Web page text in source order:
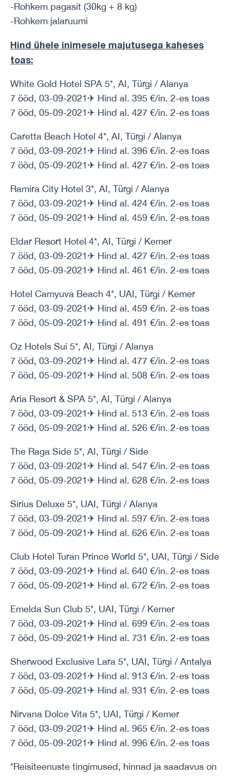
-Rohkem pagasit (30kg + 8 kg)
-Rohkem jalaruumi
Hind ühele inimesele majutusega kaheses
toas:
White Gold Hotel SPA 5*, AI, Türgi / Alanya
7 ööd, 03-09-2021✈ Hind al. 395 €/in. 2-es toas
7 ööd, 05-09-2021✈ Hind al. 427 €/in. 2-es toas
Caretta Beach Hotel 4*, AI, Türgi / Alanya
7 ööd, 03-09-2021✈ Hind al. 396 €/in. 2-es toas
7 ööd, 05-09-2021✈ Hind al. 427 €/in. 2-es toas
Ramira City Hotel 3*, AI, Türgi / Alanya
7 ööd, 03-09-2021✈ Hind al. 424 €/in. 2-es toas
7 ööd, 05-09-2021✈ Hind al. 459 €/in. 2-es toas
Eldar Resort Hotel 4*, AI, Türgi / Kemer
7 ööd, 03-09-2021✈ Hind al. 427 €/in. 2-es toas
7 ööd, 05-09-2021✈ Hind al. 461 €/in. 2-es toas
Hotel Camyuva Beach 4*, UAI, Türgi / Kemer
7 ööd, 03-09-2021✈ Hind al. 459 €/in. 2-es toas
7 ööd, 05-09-2021✈ Hind al. 491 €/in. 2-es toas
Oz Hotels Sui 5*, AI, Türgi / Alanya
7 ööd, 03-09-2021✈ Hind al. 477 €/in. 2-es toas
7 ööd, 05-09-2021✈ Hind al. 508 €/in. 2-es toas
Aria Resort & SPA 5*, AI, Türgi / Alanya
7 ööd, 03-09-2021✈ Hind al. 513 €/in. 2-es toas
7 ööd, 05-09-2021✈ Hind al. 526 €/in. 2-es toas
The Raga Side 5*, AI, Türgi / Side
7 ööd, 03-09-2021✈ Hind al. 547 €/in. 2-es toas
7 ööd, 05-09-2021✈ Hind al. 628 €/in. 2-es toas
Sirius Deluxe 5*, UAI, Türgi / Alanya
7 ööd, 03-09-2021✈ Hind al. 597 €/in. 2-es toas
7 ööd, 05-09-2021✈ Hind al. 626 €/in. 2-es toas
Club Hotel Turan Prince World 5*, UAI, Türgi / Side
7 ööd, 03-09-2021✈ Hind al. 640 €/in. 2-es toas
7 ööd, 05-09-2021✈ Hind al. 672 €/in. 2-es toas
Emelda Sun Club 5*, UAI, Türgi / Kemer
7 ööd, 03-09-2021✈ Hind al. 699 €/in. 2-es toas
7 ööd, 05-09-2021✈ Hind al. 731 €/in. 2-es toas
Sherwood Exclusive Lara 5*, UAI, Türgi / Antalya
7 ööd, 03-09-2021✈ Hind al. 913 €/in. 2-es toas
7 ööd, 05-09-2021✈ Hind al. 931 €/in. 2-es toas
Nirvana Dolce Vita 5*, UAI, Türgi / Kemer
7 ööd, 03-09-2021✈ Hind al. 965 €/in. 2-es toas
7 ööd, 05-09-2021✈ Hind al. 996 €/in. 2-es toas
*Reisiteenuste tingimused, hinnad ja saadavus on